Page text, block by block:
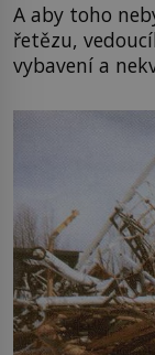
A aby toho
řetězu,
vybavení a